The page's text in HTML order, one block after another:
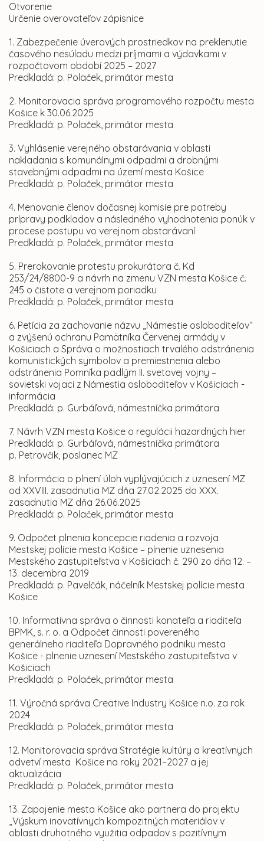
Otvorenie
Určenie overovateľov zápisnice
1. Zabezpečenie úverových prostriedkov na preklenutie
časového nesúladu medzi príjmami a výdavkami v
rozpočtovom období 2025 – 2027
Predkladá: p. Polaček, primátor mesta
2. Monitorovacia správa programového rozpočtu mesta
Košice k 30.06.2025
Predkladá: p. Polaček, primátor mesta
3. Vyhlásenie verejného obstarávania v oblasti
nakladania s komunálnymi odpadmi a drobnými
stavebnými odpadmi na území mesta Košice
Predkladá: p. Polaček, primátor mesta
4. Menovanie členov dočasnej komisie pre potreby
prípravy podkladov a následného vyhodnotenia ponúk v
procese postupu vo verejnom obstarávaní
Predkladá: p. Polaček, primátor mesta
5. Prerokovanie protestu prokurátora č. Kd
253/24/8800-9 a návrh na zmenu VZN mesta Košice č.
245 o čistote a verejnom poriadku
Predkladá: p. Polaček, primátor mesta
6. Petícia za zachovanie názvu „Námestie osloboditeľov“
a zvýšenú ochranu Pamätníka Červenej armády v
Košiciach a Správa o možnostiach trvalého odstránenia
komunistických symbolov a premiestnenia alebo
odstránenia Pomníka padlým II. svetovej vojny –
sovietski vojaci z Námestia osloboditeľov v Košiciach -
informácia
Predkladá: p. Gurbáľová, námestníčka primátora
7. Návrh VZN mesta Košice o regulácii hazardných hier
Predkladá: p. Gurbáľová, námestníčka primátora
p. Petrovčik, poslanec MZ
8. Informácia o plnení úloh vyplývajúcich z uznesení MZ
od XXVIII. zasadnutia MZ dňa 27.02.2025 do XXX.
zasadnutia MZ dňa 26.06.2025
Predkladá: p. Polaček, primátor mesta
9. Odpočet plnenia koncepcie riadenia a rozvoja
Mestskej polície mesta Košice – plnenie uznesenia
Mestského zastupiteľstva v Košiciach č. 290 zo dňa 12. –
13. decembra 2019
Predkladá: p. Pavelčák, náčelník Mestskej polície mesta
Košice
10. Informatívna správa o činnosti konateľa a riaditeľa
BPMK, s. r. o. a Odpočet činnosti povereného
generálneho riaditeľa Dopravného podniku mesta
Košice - plnenie uznesení Mestského zastupiteľstva v
Košiciach
Predkladá: p. Polaček, primátor mesta
11. Výročná správa Creative Industry Košice n.o. za rok
2024
Predkladá: p. Polaček, primátor mesta
12. Monitorovacia správa Stratégie kultúry a kreatívnych
odvetví mesta Košice na roky 2021–2027 a jej
aktualizácia
Predkladá: p. Polaček, primátor mesta
13. Zapojenie mesta Košice ako partnera do projektu
„Výskum inovatívnych kompozitných materiálov v
oblasti druhotného využitia odpadov s pozitívnym